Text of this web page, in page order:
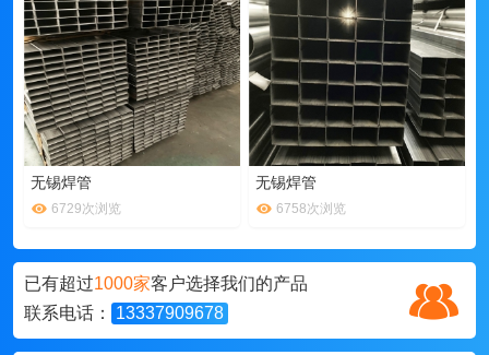
无锡焊管
6729次浏览
无锡焊管
6758次浏览
已有超过1000家客户选择我们的产品
联系电话：
13337909678